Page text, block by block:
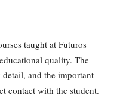
taught at Futuros
quality. The
and the important
contact with the student.